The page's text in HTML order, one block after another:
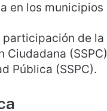
en los
participación de la
Ciudadana
Pública (SSPC).